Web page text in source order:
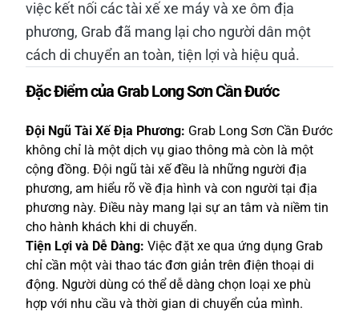
việc kết nối các tài xế xe máy và xe ôm địa
phương, Grab đã mang lại cho người dân một
cách di chuyển an toàn, tiện lợi và hiệu quả.
Đặc Điểm của Grab Long Sơn Cần Đước
Đội Ngũ Tài Xế Địa Phương: Grab Long Sơn Cần Đước
không chỉ là một dịch vụ giao thông mà còn là một
cộng đồng. Đội ngũ tài xế đều là những người địa
phương, am hiểu rõ về địa hình và con người tại địa
phương này. Điều này mang lại sự an tâm và niềm tin
cho hành khách khi di chuyển.
Tiện Lợi và Dễ Dàng: Việc đặt xe qua ứng dụng Grab
chỉ cần một vài thao tác đơn giản trên điện thoại di
động. Người dùng có thể dễ dàng chọn loại xe phù
hợp với nhu cầu và thời gian di chuyển của mình.